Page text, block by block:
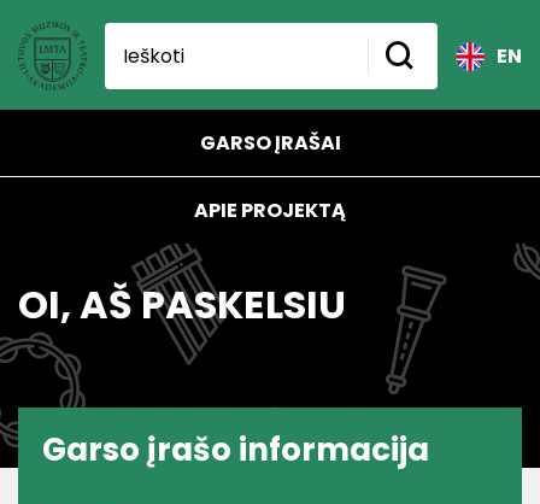
EN
GARSO ĮRAŠAI
APIE PROJEKTĄ
OI, AŠ PASKELSIU
Garso įrašo informacija